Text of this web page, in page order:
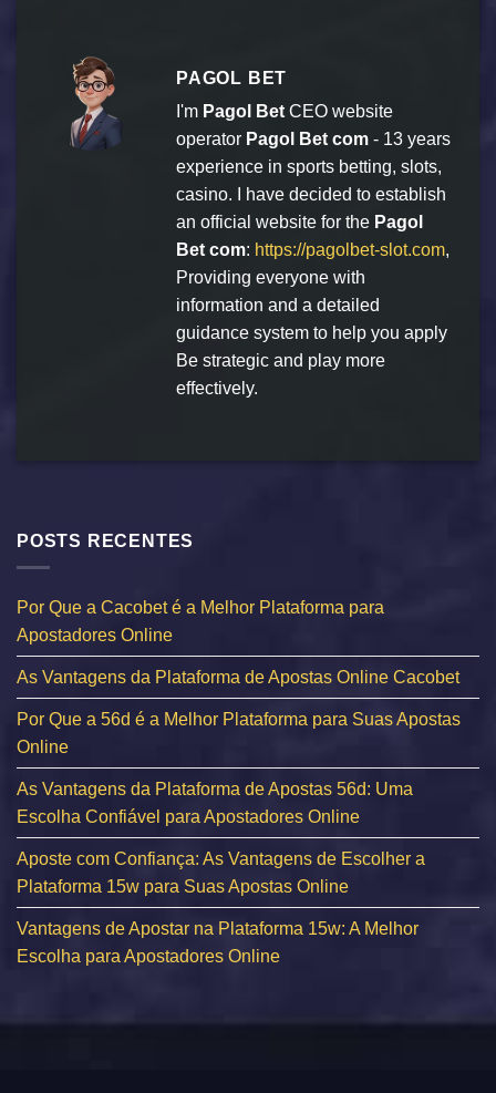
PAGOL BET
I'm Pagol Bet CEO website
operator Pagol Bet com - 13 years
experience in sports betting, slots,
casino. I have decided to establish
an official website for the Pagol
Bet com: https://pagolbet-slot.com,
Providing everyone with
information and a detailed
guidance system to help you apply
Be strategic and play more
effectively.
POSTS RECENTES
Por Que a Cacobet é a Melhor Plataforma para
Apostadores Online
As Vantagens da Plataforma de Apostas Online Cacobet
Por Que a 56d é a Melhor Plataforma para Suas Apostas
Online
As Vantagens da Plataforma de Apostas 56d: Uma
Escolha Confiável para Apostadores Online
Aposte com Confiança: As Vantagens de Escolher a
Plataforma 15w para Suas Apostas Online
Vantagens de Apostar na Plataforma 15w: A Melhor
Escolha para Apostadores Online